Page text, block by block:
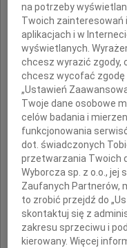
na potrzeby
Twoich zainteresowań
aplikacjach i w
wyświetlanych.
chcesz wyrazić zgody,
chcesz wycofać zgodę
„Ustawień
Twoje dane osobowe
celów badania i
funkcjonowania
dot. świadczonych
przetwarzania Twoich
Wyborcza sp. z o.o., jej
Zaufanych Partnerów,
to zrobić przejdź do
skontaktuj się z
zakresu sprzeciwu i
kierowany. Więcej